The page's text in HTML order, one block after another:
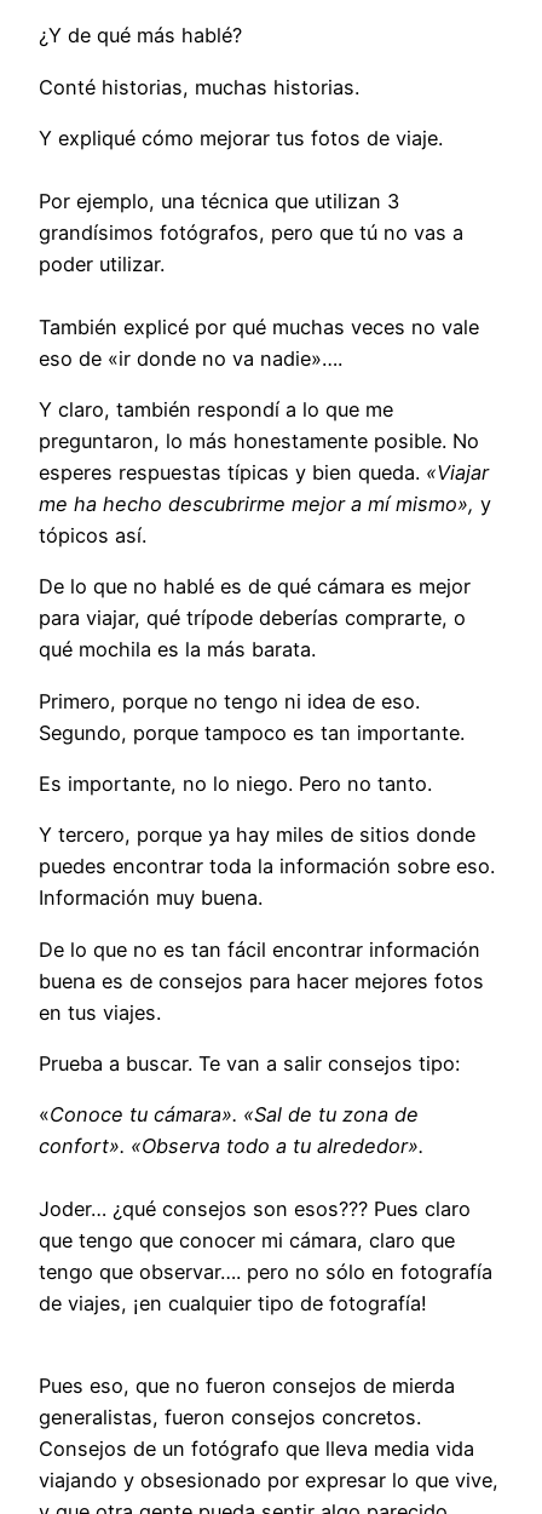
¿Y de qué más hablé?
Conté historias, muchas historias.
Y expliqué cómo mejorar tus fotos de viaje.
Por ejemplo, una técnica que utilizan 3
grandísimos fotógrafos, pero que tú no vas a
poder utilizar.
También explicé por qué muchas veces no vale
eso de «ir donde no va nadie»….
Y claro, también respondí a lo que me
preguntaron, lo más honestamente posible. No
esperes respuestas típicas y bien queda. «Viajar
me ha hecho descubrirme mejor a mí mismo», y
tópicos así.
De lo que no hablé es de qué cámara es mejor
para viajar, qué trípode deberías comprarte, o
qué mochila es la más barata.
Primero, porque no tengo ni idea de eso.
Segundo, porque tampoco es tan importante.
Es importante, no lo niego. Pero no tanto.
Y tercero, porque ya hay miles de sitios donde
puedes encontrar toda la información sobre eso.
Información muy buena.
De lo que no es tan fácil encontrar información
buena es de consejos para hacer mejores fotos
en tus viajes.
Prueba a buscar. Te van a salir consejos tipo:
«Conoce tu cámara». «Sal de tu zona de
confort». «Observa todo a tu alrededor».
Joder… ¿qué consejos son esos??? Pues claro
que tengo que conocer mi cámara, claro que
tengo que observar…. pero no sólo en fotografía
de viajes, ¡en cualquier tipo de fotografía!
Pues eso, que no fueron consejos de mierda
generalistas, fueron consejos concretos.
Consejos de un fotógrafo que lleva media vida
viajando y obsesionado por expresar lo que vive,